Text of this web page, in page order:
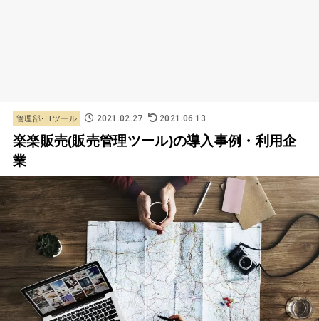
管理部･ITツール 2021.02.27 2021.06.13
楽楽販売(販売管理ツール)の導入事例・利用企
業